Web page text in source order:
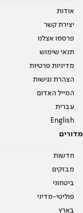
אודות
יצירת קשר
פרסמו אצלנו
תנאי שימוש
מדיניות פרטיות
הצהרת נגישות
המייל האדום
עברית
English
מדורים
חדשות
מבזקים
ביטחוני
פוליטי-מדיני
בארץ